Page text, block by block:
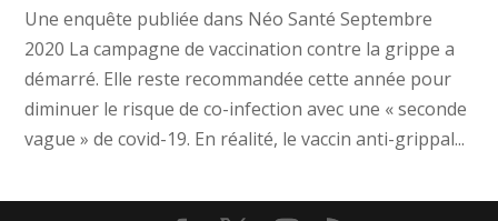
Une enquête publiée dans Néo Santé Septembre
2020 La campagne de vaccination contre la grippe a
démarré. Elle reste recommandée cette année pour
diminuer le risque de co-infection avec une « seconde
vague » de covid-19. En réalité, le vaccin anti-grippal...